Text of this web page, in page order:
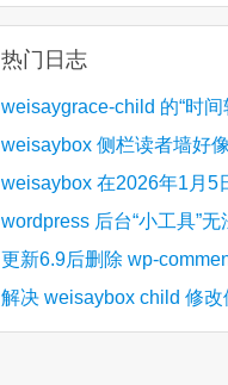
热门日志
weisaygrace-child 的“时间
bug
weisaybox 侧栏读者墙好
新的
weisaybox 在2026年1月5
细节问题
wordpress 后台“小工具”无
更新6.9后删除 wp-
解决 weisaybox child 修改